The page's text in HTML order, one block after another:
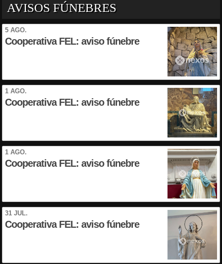
AVISOS FÚNEBRES
5 AGO.
Cooperativa FEL: aviso fúnebre
1 AGO.
Cooperativa FEL: aviso fúnebre
1 AGO.
Cooperativa FEL: aviso fúnebre
31 JUL.
Cooperativa FEL: aviso fúnebre